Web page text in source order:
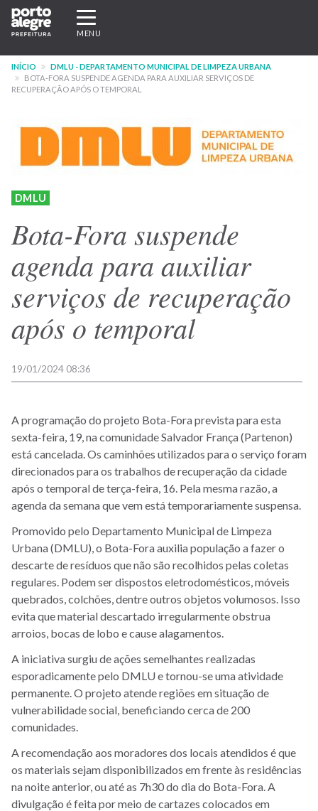
Pular
para
conteúdo
principal
Expandir/recolher
navegação
MENU
INÍCIO
DMLU - DEPARTAMENTO MUNICIPAL DE LIMPEZA URBANA
BOTA-FORA SUSPENDE AGENDA PARA AUXILIAR SERVIÇOS DE
RECUPERAÇÃO APÓS O TEMPORAL
DMLU
Bota-Fora suspende
agenda para auxiliar
serviços de recuperação
após o temporal
19/01/2024 08:36
A programação do projeto Bota-Fora prevista para esta
sexta-feira, 19, na comunidade Salvador França (Partenon)
está cancelada. Os caminhões utilizados para o serviço foram
direcionados para os trabalhos de recuperação da cidade
após o temporal de terça-feira, 16. Pela mesma razão, a
agenda da semana que vem está temporariamente suspensa.
Promovido pelo Departamento Municipal de Limpeza
Urbana (DMLU), o Bota-Fora auxilia população a fazer o
descarte de resíduos que não são recolhidos pelas coletas
regulares. Podem ser dispostos eletrodomésticos, móveis
quebrados, colchões, dentre outros objetos volumosos. Isso
evita que material descartado irregularmente obstrua
arroios, bocas de lobo e cause alagamentos.
A iniciativa surgiu de ações semelhantes realizadas
esporadicamente pelo DMLU e tornou-se uma atividade
permanente. O projeto atende regiões em situação de
vulnerabilidade social, beneficiando cerca de 200
comunidades.
A recomendação aos moradores dos locais atendidos é que
os materiais sejam disponibilizados em frente às residências
na noite anterior, ou até as 7h30 do dia do Bota-Fora. A
divulgação é feita por meio de cartazes colocados em